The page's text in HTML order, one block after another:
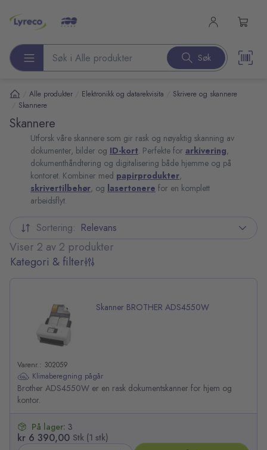
Søk etter produkter Søk
Alle produkter Elektronikk og datarekvisita Skrivere og skannere
Skannere
Skannere
Utforsk våre skannere som gir rask og nøyaktig skanning av
dokumenter, bilder og ID-kort. Perfekte for arkivering,
dokumenthåndtering og digitalisering både hjemme og på
kontoret. Kombiner med papirprodukter,
skrivertilbehør, og lasertonere for en komplett
arbeidsflyt.
Kategori & filter
Viser 2 av 2 produkter
Sortering: Relevans
Skanner BROTHER ADS4550W
Varenr.: 302059
Klimaberegning pågår
Brother ADS4550W er en rask dokumentskanner for hjem og
kontor.
kr 6 390,00 Stk (1 stk)
På lager: 3